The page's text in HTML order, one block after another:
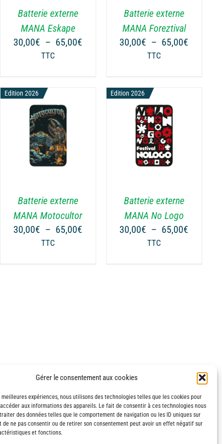
Gérer le consentement aux cookies
expériences, nous utilisons des technologies telles que les cookies pour
aux informations des appareils. Le fait de consentir à ces technologies nous
des données telles que le comportement de navigation ou les ID uniques sur
de ne pas consentir ou de retirer son consentement peut avoir un effet négatif sur
et fonctions.
Batterie externe
MANA Eskape
30,00€ – 65,00€
TTC
LES
OPTIONS
PEUVENT
ÊTRE
CHOISIES
LA
PAGE
DU
PRODUIT
Batterie externe
MANA Foreztival
30,00€ – 65,00€
TTC
Edition 2026
Batterie externe
MANA Motocultor
30,00€ – 65,00€
TTC
Edition 2026
CHOIX DES OPTIONS
CE
PRODUIT
A
LES
OPTIONS
PEUVENT
ÊTRE
CHOISIES
/ DÉTAILS
Batterie externe
MANA No Logo
30,00€ – 65,00€
TTC